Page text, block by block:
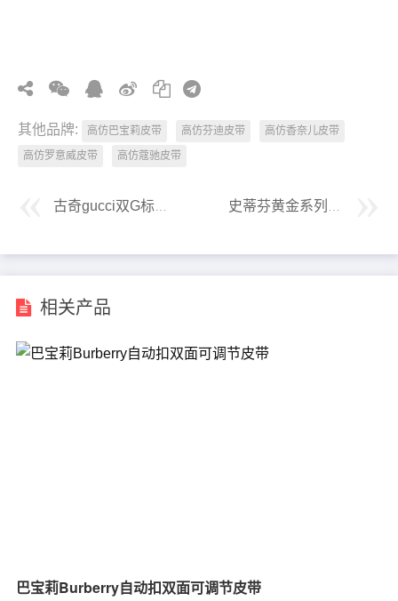
其他品牌: 高仿巴宝莉皮带 高仿芬迪皮带
高仿香奈儿皮带
高仿罗意威皮带
高仿蔻驰皮带
相关产品
巴宝莉Burberry自动扣双面可调节皮带